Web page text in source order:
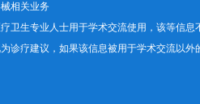
相关业务
卫生专业人士用于学术交流使用，该等信息
诊疗建议，如果该信息被用于学术交流以外